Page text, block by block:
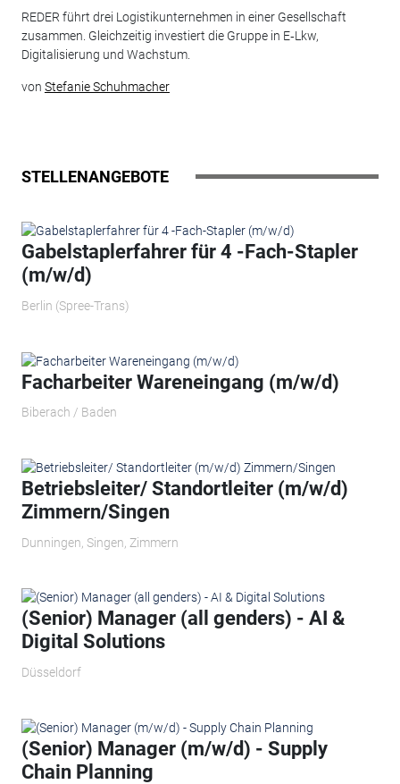
REDER führt drei Logistikunternehmen in einer Gesellschaft
zusammen. Gleichzeitig investiert die Gruppe in E‑Lkw,
Digitalisierung und Wachstum.
von Stefanie Schuhmacher
STELLENANGEBOTE
Gabelstaplerfahrer für 4 -Fach-Stapler
(m/w/d)
Berlin (Spree-Trans)
Facharbeiter Wareneingang (m/w/d)
Biberach / Baden
Betriebsleiter/ Standortleiter (m/w/d)
Zimmern/Singen
Dunningen, Singen, Zimmern
(Senior) Manager (all genders) - AI &
Digital Solutions
Düsseldorf
(Senior) Manager (m/w/d) - Supply
Chain Planning